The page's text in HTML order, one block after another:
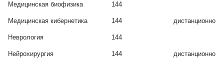
Медицинская биофизика 144
Медицинская кибернетика 144 дистанционно
Неврология 144
Нейрохирургия 144 дистанционно